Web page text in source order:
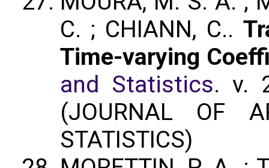
C. ; CHIANN, C..
Time-varying
and Statistics. v.
(JOURNAL OF
STATISTICS)